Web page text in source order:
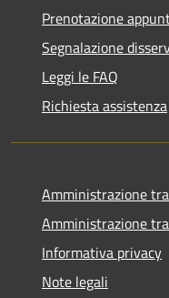
Prenotazione
Segnalazione
Leggi le FAQ
Richiesta assistenza
Amministrazione
Amministrazione
Informativa privacy
Note legali